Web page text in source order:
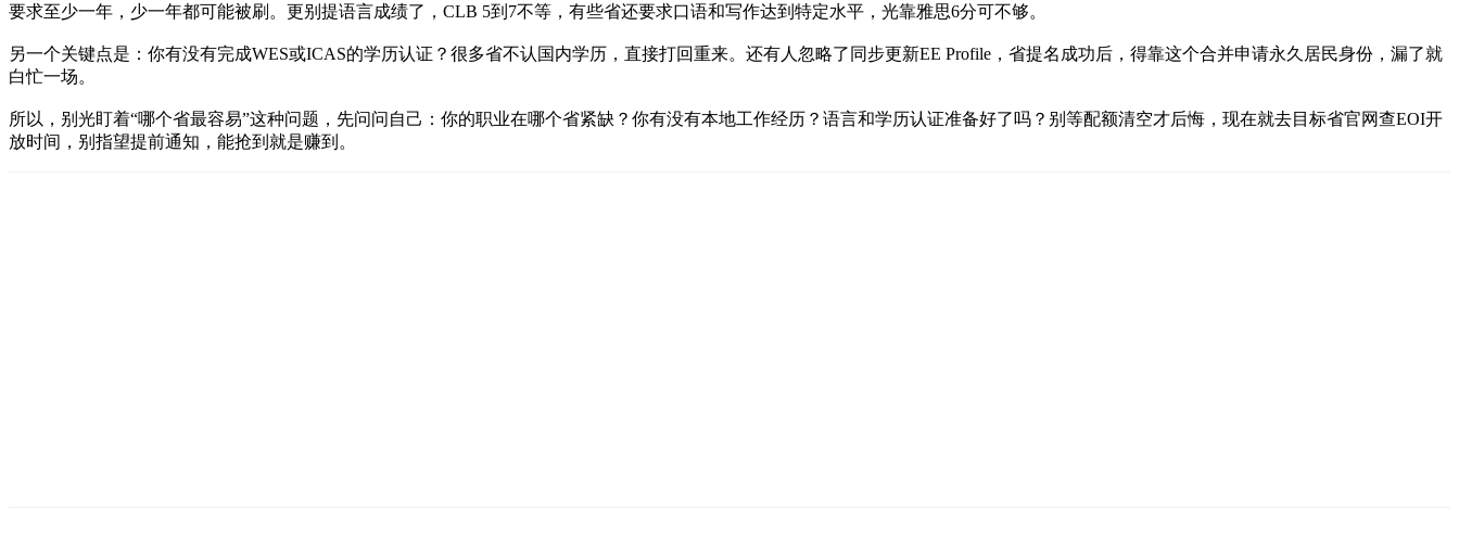
要求至少一年，少一年都可能被刷。更别提语言成绩了，CLB 5到7不等，有些省还要求口语和写作达到特定水平，光靠雅思6分可不够。
另一个关键点是：你有没有完成WES或ICAS的学历认证？很多省不认国内学历，直接打回重来。还有人忽略了同步更新EE Profile，省提名成功后，得靠这个合并申请永久居民身份，漏了就
白忙一场。
所以，别光盯着“哪个省最容易”这种问题，先问问自己：你的职业在哪个省紧缺？你有没有本地工作经历？语言和学历认证准备好了吗？别等配额清空才后悔，现在就去目标省官网查EOI开
放时间，别指望提前通知，能抢到就是赚到。